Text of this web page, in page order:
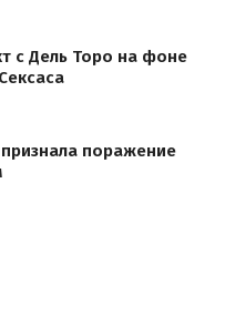
с Дель Торо на фоне
поражение